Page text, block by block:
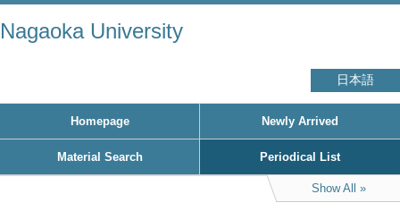
Nagaoka University
日本語
Homepage Newly Arrived
Material Search Periodical List
Show All